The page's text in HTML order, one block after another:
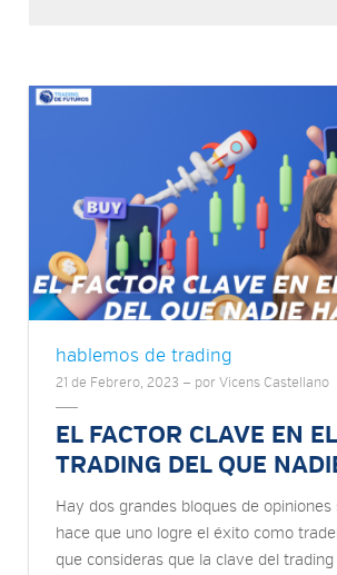
hablemos de trading
21 de Febrero, 2023 — por Vicens Castellano
EL FACTOR CLAVE EN EL
TRADING DEL QUE
Hay dos grandes bloques de opiniones
hace que uno logre el éxito como
que consideras que la clave del